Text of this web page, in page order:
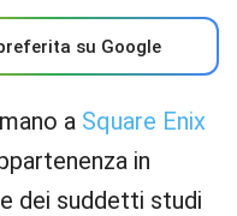
su Google
a Square Enix
in
dei suddetti studi